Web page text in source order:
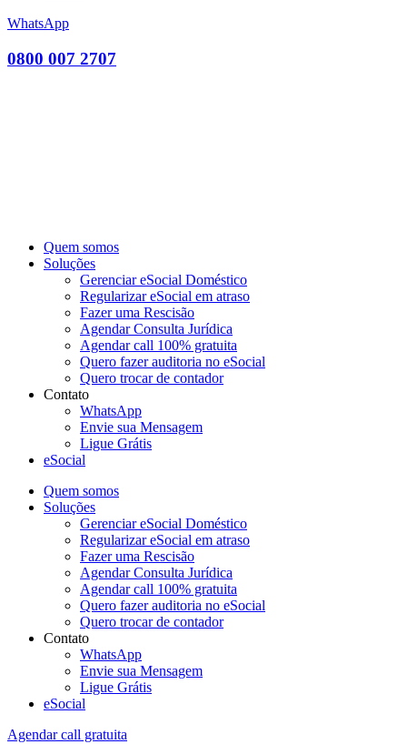
WhatsApp
0800 007 2707
Quem somos
Soluções
Gerenciar eSocial Doméstico
Regularizar eSocial em atraso
Fazer uma Rescisão
Agendar Consulta Jurídica
Agendar call 100% gratuita
Quero fazer auditoria no eSocial
Quero trocar de contador
Contato
WhatsApp
Envie sua Mensagem
Ligue Grátis
eSocial
Quem somos
Soluções
Gerenciar eSocial Doméstico
Regularizar eSocial em atraso
Fazer uma Rescisão
Agendar Consulta Jurídica
Agendar call 100% gratuita
Quero fazer auditoria no eSocial
Quero trocar de contador
Contato
WhatsApp
Envie sua Mensagem
Ligue Grátis
eSocial
Agendar call gratuita